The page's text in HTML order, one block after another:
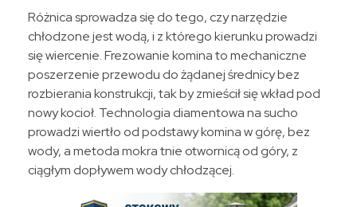
Różnica sprowadza się do tego, czy narzędzie
chłodzone jest wodą, i z którego kierunku prowadzi
się wiercenie. Frezowanie komina to mechaniczne
poszerzenie przewodu do żądanej średnicy bez
rozbierania konstrukcji, tak by zmieścił się wkład pod
nowy kocioł. Technologia diamentowa na sucho
prowadzi wiertło od podstawy komina w górę, bez
wody, a metoda mokra tnie otwornicą od góry, z
ciągłym dopływem wody chłodzącej.